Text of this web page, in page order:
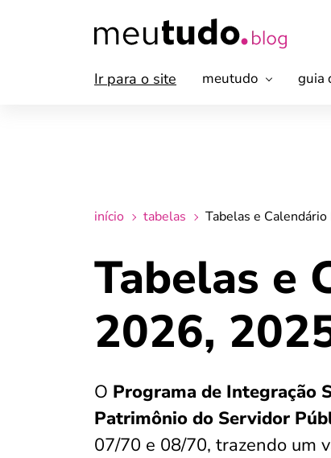
Ir para o site meutudo guia
início tabelas Tabelas e
Tabelas e
2026,
O Programa de Integração
Patrimônio do Servidor
07/70 e 08/70, trazendo um